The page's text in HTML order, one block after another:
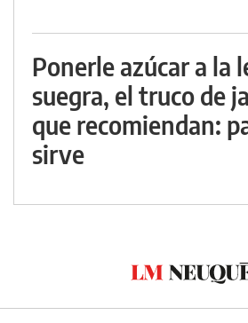
Ponerle azúcar a la
suegra, el truco de
que recomiendan:
sirve